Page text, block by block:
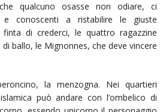
qualcuno osasse non odiare, ci
e conoscenti a ristabilire le giuste
di crederci, le quattro ragazzine
ballo, le Mignonnes, che deve vincere
la menzogna. Nei quartieri
può andare con l’ombelico di